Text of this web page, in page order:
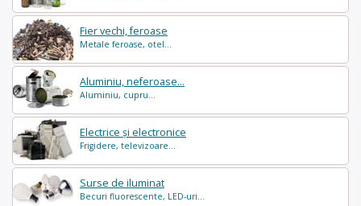
Fier vechi, feroase
Metale feroase, otel...
Aluminiu, neferoase...
Aluminiu, cupru...
Electrice și electronice
Frigidere, televizoare...
Surse de iluminat
Becuri fluorescente, LED-uri...